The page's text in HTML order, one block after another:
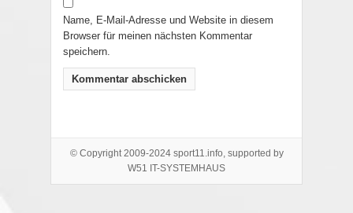
Name, E-Mail-Adresse und Website in diesem
Browser für meinen nächsten Kommentar
speichern.
© Copyright 2009-2024 sport11.info, supported by
W51 IT-SYSTEMHAUS